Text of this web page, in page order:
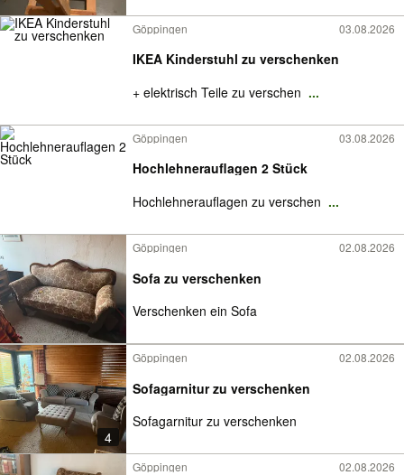
Göppingen 03.08.2026
IKEA Kinderstuhl zu verschenken
+ elektrisch Teile zu verschen ...
Göppingen 03.08.2026
Hochlehnerauflagen 2 Stück
Hochlehnerauflagen zu verschen ...
Göppingen 02.08.2026
Sofa zu verschenken
Verschenken ein Sofa
4
Göppingen 02.08.2026
Sofagarnitur zu verschenken
Sofagarnitur zu verschenken
Göppingen 02.08.2026